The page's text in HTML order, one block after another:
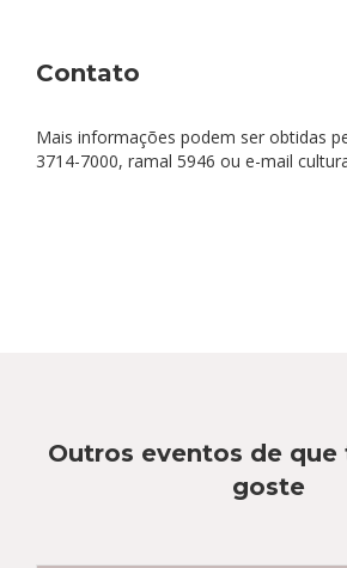
Contato
Mais informações podem ser obtidas
3714-7000, ramal 5946 ou e-mail
Outros eventos de que
goste